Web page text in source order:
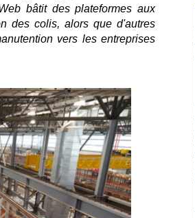
bâtit des plateformes aux
des colis, alors que d'autres
vers les entreprises